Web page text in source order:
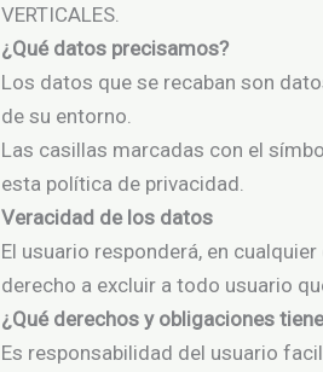
VERTICALES.
¿Qué datos precisamos?
Los datos que se recaban son
de su entorno.
Las casillas marcadas con el
esta política de privacidad.
Veracidad de los datos
El usuario responderá, en
derecho a excluir a todo usuario
¿Qué derechos y obligaciones
Es responsabilidad del usuario